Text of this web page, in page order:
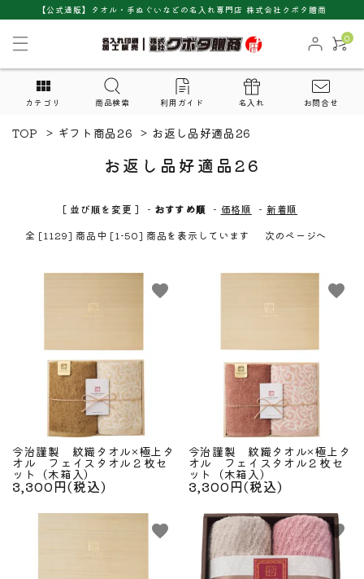
【公式通販】タオル・手ぬぐいなどの名入れ専門店 株式会社クボタ贈商
0
カテゴリ 商品検索 利用ガイド 名入れ お問合せ
TOP > ギフト商品26 > お返し品好適品26
お返し品好適品26
[ 並び順を変更 ] - おすすめ順 - 価格順 - 新着順
全 [1129] 商品中 [1-50] 商品を表示しています
次のページへ
今治謹製 紋織タオル×極上タ
オル フェイスタオル２枚セ
ット（木箱入）
3,300円(税込)
favorite
今治謹製 紋織タオル×極上タ
オル フェイスタオル２枚セ
ット（木箱入）
3,300円(税込)
favorite
favorite favorite